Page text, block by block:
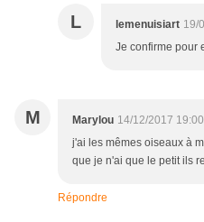
L lemenuisiart 19/
Je confirme pour
M Marylou 14/12/2017 19:00
j'ai les mêmes oiseaux à
que je n'ai que le petit ils
Répondre